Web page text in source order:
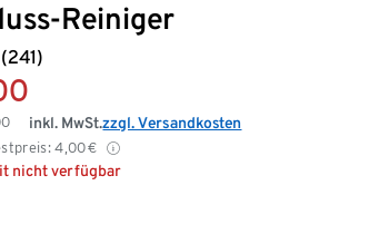
Reiniger
(241)
4,00€
inkl. MwSt.zzgl. Versandkosten
nicht verfügbar